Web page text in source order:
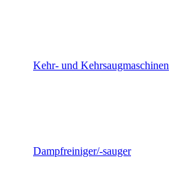
Kehr- und Kehrsaugmaschinen
Dampfreiniger/-sauger